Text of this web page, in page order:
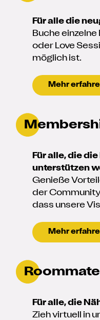
Für alle die
Buche einzelne
oder Love
möglich ist.
Mehr
Für alle, die
unterstützen
Genieße
der
dass unsere
Mehr
Roommate
Für alle, die
Zieh virtuell in